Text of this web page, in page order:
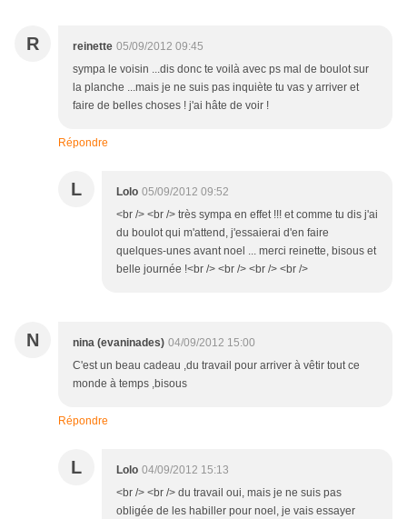
R reinette 05/09/2012 09:45
sympa le voisin ...dis donc te voilà avec ps mal de boulot sur
la planche ...mais je ne suis pas inquiète tu vas y arriver et
faire de belles choses ! j'ai hâte de voir !
Répondre
L Lolo 05/09/2012 09:52
<br /> <br /> très sympa en effet !!! et comme tu dis j'ai
du boulot qui m'attend, j'essaierai d'en faire
quelques-unes avant noel ... merci reinette, bisous et
belle journée !<br /> <br /> <br /> <br />
N nina (evaninades) 04/09/2012 15:00
C'est un beau cadeau ,du travail pour arriver à vêtir tout ce
monde à temps ,bisous
Répondre
L Lolo 04/09/2012 15:13
<br /> <br /> du travail oui, mais je ne suis pas
obligée de les habiller pour noel, je vais essayer